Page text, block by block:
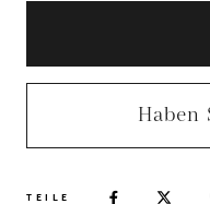
Haben
TEILE